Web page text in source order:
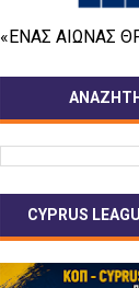
«ΕΝΑΣ ΑΙΩΝΑΣ
CYPRUS